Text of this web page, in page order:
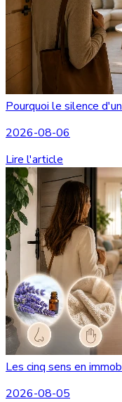
Pourquoi le silence
2026-08-06
Lire l'article
Les cinq sens en
2026-08-05